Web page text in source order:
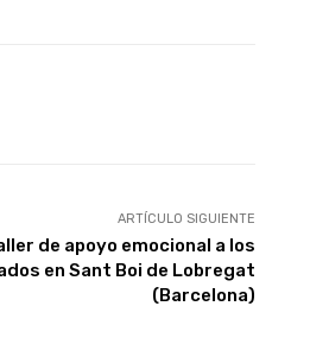
ARTÍCULO SIGUIENTE
de apoyo emocional a los
en Sant Boi de Lobregat
(Barcelona)